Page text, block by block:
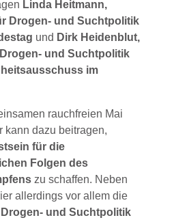
Linda Heitmann,
Drogen- und Suchtpolitik
und Dirk Heidenblut,
und Suchtpolitik
im
rauchfreien Mai
kann dazu beitragen,
für die
Folgen des
zu schaffen. Neben
allerdings vor allem die
und Suchtpolitik